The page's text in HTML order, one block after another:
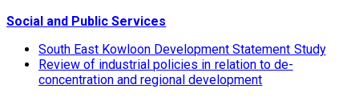
Social and Public Services
South East Kowloon Development Statement Study
Review of industrial policies in relation to de-
concentration and regional development